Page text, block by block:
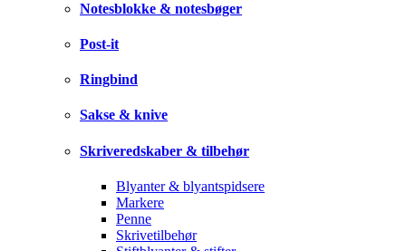
Notesblokke & notesbøger
Post-it
Ringbind
Sakse & knive
Skriveredskaber & tilbehør
Blyanter & blyantspidsere
Markere
Penne
Skrivetilbehør